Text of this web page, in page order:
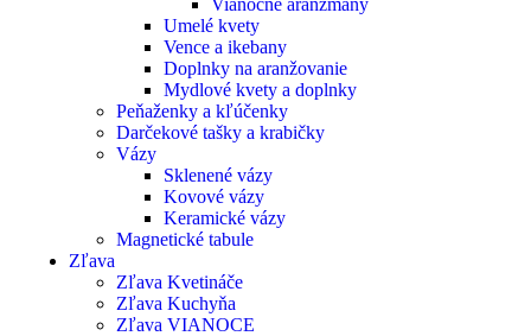
Vianočné aranžmány
Umelé kvety
Vence a ikebany
Doplnky na aranžovanie
Mydlové kvety a doplnky
Peňaženky a kľúčenky
Darčekové tašky a krabičky
Vázy
Sklenené vázy
Kovové vázy
Keramické vázy
Magnetické tabule
Zľava
Zľava Kvetináče
Zľava Kuchyňa
Zľava VIANOCE